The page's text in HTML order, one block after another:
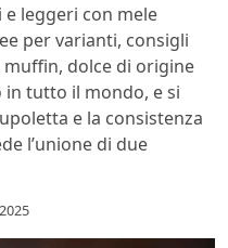
leggeri con mele
per varianti, consigli
dolce di origine
tutto il mondo, e si
e la consistenza
l’unione di due